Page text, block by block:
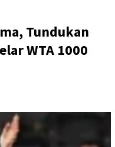
Tundukan
WTA 1000